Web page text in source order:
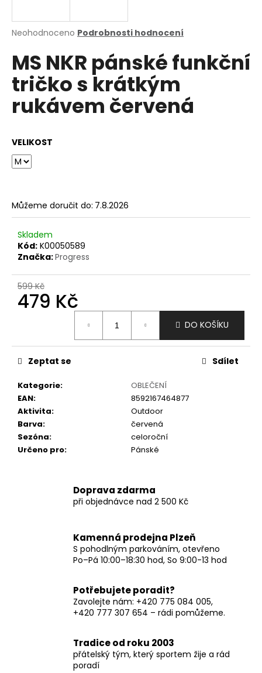
Průměrné
produktu
je
0,0
z
5
hvězdiček.
Neohodnoceno Podrobnosti hodnocení
MS NKR pánské funkční
tričko s krátkým
rukávem červená
VELIKOST
Můžeme doručit do: 7.8.2026
Skladem
Kód: K00050589
Značka:Progress
599 Kč
479 Kč
DO KOŠÍKU
Kategorie:
OBLEČENÍ
EAN:
8592167464877
Aktivita:
Outdoor
Barva:
červená
Sezóna:
celoroční
Určeno pro: Pánské
Zeptat se Sdílet
Doprava zdarma
při objednávce nad 2 500 Kč
Kamenná prodejna Plzeň
S pohodlným parkováním, otevřeno
Po–Pá 10:00–18:30 hod, So 9:00-13 hod
Potřebujete poradit?
Zavolejte nám: +420 775 084 005,
+420 777 307 654 – rádi pomůžeme.
Tradice od roku 2003
přátelský tým, který sportem žije a rád
poradí
j
t
?
o
p
u
č
u
e